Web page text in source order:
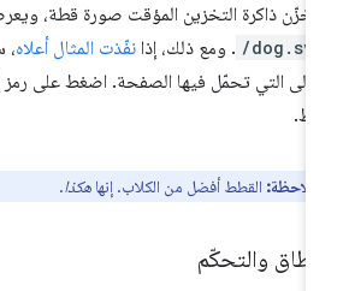
ذاكرة التخزين المؤقت صورة قطة،
/ . ومع ذلك، إذانفّذت المثال أعلاه،
التي تحمّل فيها الصفحة. اضغط على رمز
ملاحظة:القطط أفضل من الكلاب. إنهاهكذا .
والتحكّم